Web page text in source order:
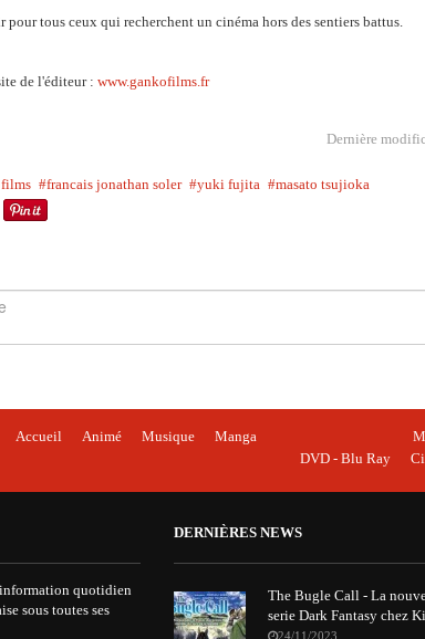
pour tous ceux qui recherchent un cinéma hors des sentiers battus.
de l'éditeur : www.gankofilms.fr
Dernière
francais jonathan soler yuki fujita masato tsujioka
Accueil Animé Musique Manga
DVD - Blu Ray
quotidien
sous toutes ses
DERNIÈRES NEWS
The Bugle Call - La
serie Dark Fantasy chez
24/11/2023